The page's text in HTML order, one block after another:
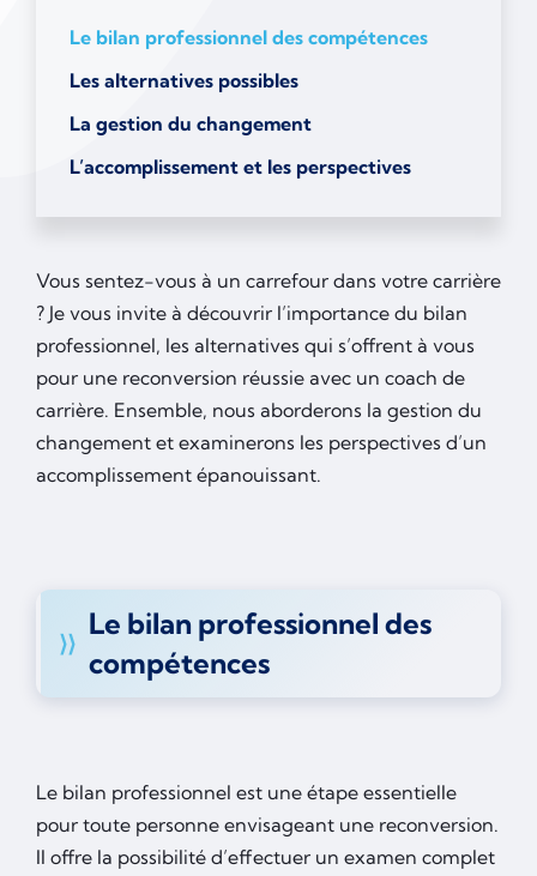
Le bilan professionnel des compétences
Les alternatives possibles
La gestion du changement
L’accomplissement et les perspectives
Vous sentez-vous à un carrefour dans votre carrière
? Je vous invite à découvrir l’importance du bilan
professionnel, les alternatives qui s’offrent à vous
pour une reconversion réussie avec un coach de
carrière. Ensemble, nous aborderons la gestion du
changement et examinerons les perspectives d’un
accomplissement épanouissant.
Le bilan professionnel des
compétences
Le bilan professionnel est une étape essentielle
pour toute personne envisageant une reconversion.
Il offre la possibilité d’effectuer un examen complet